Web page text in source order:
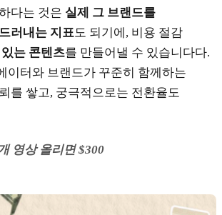
다는 것은 실제 그 브랜드를
러내는 지표도 되기에, 비용 절감
는 콘텐츠를 만들어낼 수 있습니다다.
이터와 브랜드가 꾸준히 함께하는
를 쌓고, 궁극적으로는 전환율도
영상 올리면 $300